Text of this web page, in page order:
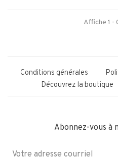
Affiche 1 -
Conditions générales
Découvrez la boutique
Abonnez-vous